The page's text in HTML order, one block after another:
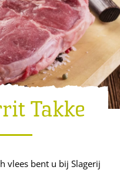
Takke
vlees bent u bij Slagerij